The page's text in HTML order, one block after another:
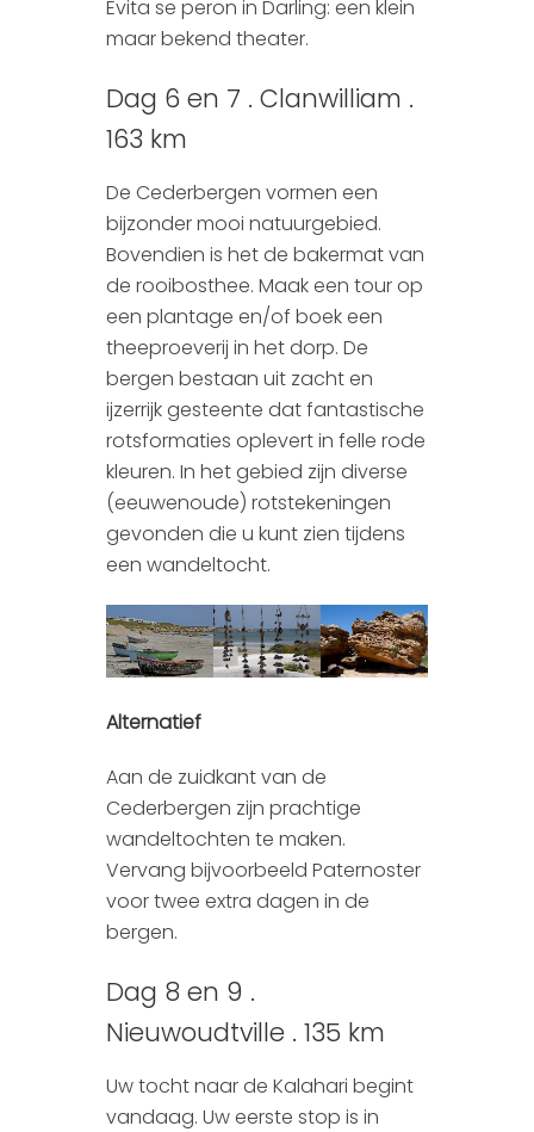
Evita se peron in Darling: een klein
maar bekend theater.
Dag 6 en 7 . Clanwilliam .
163 km
De Cederbergen vormen een
bijzonder mooi natuurgebied.
Bovendien is het de bakermat van
de rooibosthee. Maak een tour op
een plantage en/of boek een
theeproeverij in het dorp. De
bergen bestaan uit zacht en
ijzerrijk gesteente dat fantastische
rotsformaties oplevert in felle rode
kleuren. In het gebied zijn diverse
(eeuwenoude) rotstekeningen
gevonden die u kunt zien tijdens
een wandeltocht.
Alternatief
Aan de zuidkant van de
Cederbergen zijn prachtige
wandeltochten te maken.
Vervang bijvoorbeeld Paternoster
voor twee extra dagen in de
bergen.
Dag 8 en 9 .
Nieuwoudtville . 135 km
Uw tocht naar de Kalahari begint
vandaag. Uw eerste stop is in